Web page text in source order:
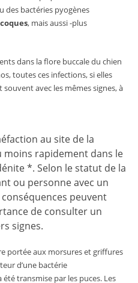
des bactéries pyogènes
, mais aussi -plus
dans la flore buccale du chien
toutes ces infections, si elles
avec les mêmes signes, à
au site de la
rapidement dans le
*. Selon le statut de la
ou personne avec un
peuvent
de consulter un
signes.
portée aux morsures et griffures
d’une bactérie
été transmise par les puces. Les